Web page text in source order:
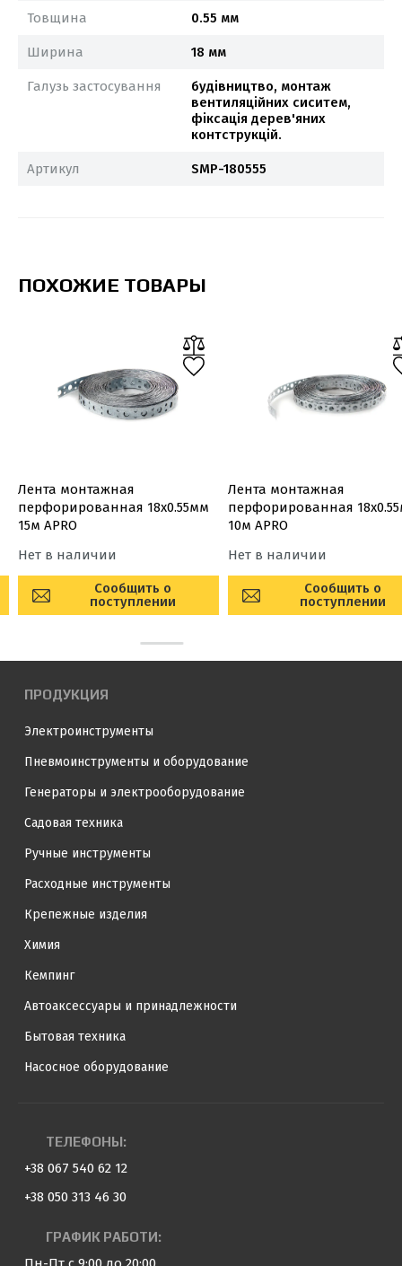
Товщина 0.55 мм
Ширина 18 мм
Галузь застосування
будівництво, монтаж
вентиляційних сиситем,
фіксація дерев'яних
контструкцій.
Артикул SMP-180555
ПОХОЖИЕ ТОВАРЫ
Лента монтажная
перфорированная 18х0.55мм
15м APRO
Нет в наличии
Сообщить о
поступлении
Лента монтажная
перфорированная
10м APRO
Нет в наличии
Сообщить о
поступлении
ПРОДУКЦИЯ
Электроинструменты
Пневмоинструменты и оборудование
Генераторы и электрооборудование
Садовая техника
Ручные инструменты
Расходные инструменты
Крепежные изделия
Химия
Кемпинг
Автоаксессуары и принадлежности
Бытовая техника
Насосное оборудование
ТЕЛЕФОНЫ:
+38 067 540 62 12
+38 050 313 46 30
ГРАФИК РАБОТИ: